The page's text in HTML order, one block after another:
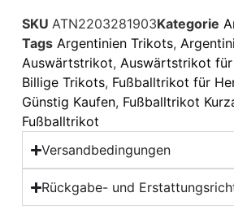
SKU ATN2203281903Kategorie
Tags Argentinien Trikots,
Auswärtstrikot, Auswärtstrikot
Billige Trikots, Fußballtrikot für
Günstig Kaufen, Fußballtrikot
Fußballtrikot
Versandbedingungen
Rückgabe- und